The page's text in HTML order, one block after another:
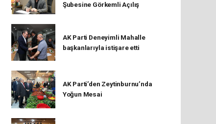
Şubesine Görkemli Açılış
AK Parti Deneyimli Mahalle
başkanlarıyla istişare etti
AK Parti’den Zeytinburnu’nda
Yoğun Mesai